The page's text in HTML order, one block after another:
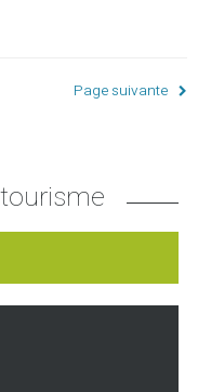
Page suivante